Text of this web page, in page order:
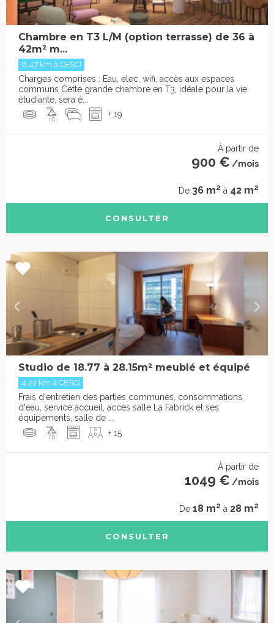
Chambre en T3 L/M (option terrasse) de 36 à
42m² m...
8.47 km à CESCI
Charges comprises : Eau, elec, wifi, accès aux espaces
communs Cette grande chambre en T3, idéale pour la vie
étudiante, sera é...
+ 19
À partir de
900 € /mois
De 36 m2 à 42 m2
CONSULTER
Studio de 18.77 à 28.15m² meublé et équipé
4.22 km à CESCI
Frais d'entretien des parties communes, consommations
d'eau, service accueil, accès salle La Fabrick et ses
équipements, salle de ...
+ 15
À partir de
1049 € /mois
De 18 m2 à 28 m2
CONSULTER